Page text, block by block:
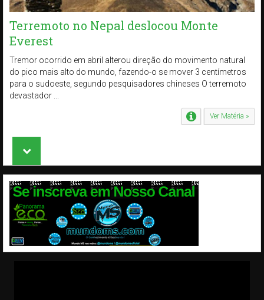
Terremoto no Nepal deslocou Monte
Everest
Tremor ocorrido em abril alterou direção do movimento natural
do pico mais alto do mundo, fazendo-o se mover 3 centímetros
para o sudoeste, segundo pesquisadores chineses O terremoto
devastador ...
Ver Matéria »